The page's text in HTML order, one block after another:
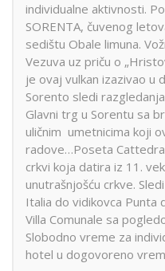
individualne aktivnosti.
SORENTA, čuvenog
sedištu Obale limuna.
Vezuva uz priču o
je ovaj vulkan izazivao u
Sorento sledi
Glavni trg u Sorentu sa
uličnim umetnicima koji
radove…Poseta
crkvi koja datira iz 11.
unutrašnjošću crkve.
Italia do vidikovca Punta
Villa Comunale sa
Slobodno vreme za
hotel u dogovoreno